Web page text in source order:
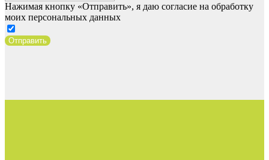
Нажимая кнопку «Отправить», я даю согласие на обработку
моих персональных данных
Отправить